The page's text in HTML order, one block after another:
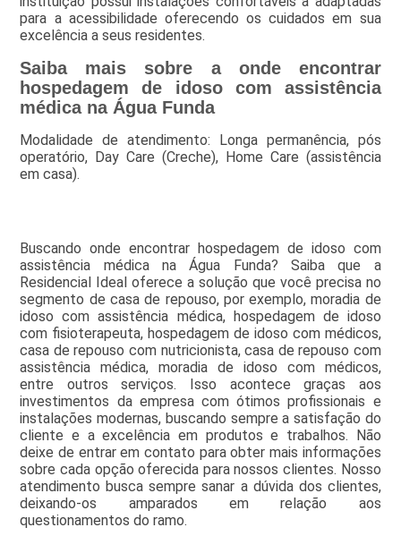
para a acessibilidade oferecendo os cuidados em sua
excelência a seus residentes.
Saiba mais sobre a onde encontrar
hospedagem de idoso com assistência
médica na Água Funda
Modalidade de atendimento: Longa permanência, pós
operatório, Day Care (Creche), Home Care (assistência
em casa).
Buscando onde encontrar hospedagem de idoso com
assistência médica na Água Funda? Saiba que a
Residencial Ideal oferece a solução que você precisa no
segmento de casa de repouso, por exemplo, moradia de
idoso com assistência médica, hospedagem de idoso
com fisioterapeuta, hospedagem de idoso com médicos,
casa de repouso com nutricionista, casa de repouso com
assistência médica, moradia de idoso com médicos,
entre outros serviços. Isso acontece graças aos
investimentos da empresa com ótimos profissionais e
instalações modernas, buscando sempre a satisfação do
cliente e a excelência em produtos e trabalhos. Não
deixe de entrar em contato para obter mais informações
sobre cada opção oferecida para nossos clientes. Nosso
atendimento busca sempre sanar a dúvida dos clientes,
deixando-os amparados em relação aos
questionamentos do ramo.